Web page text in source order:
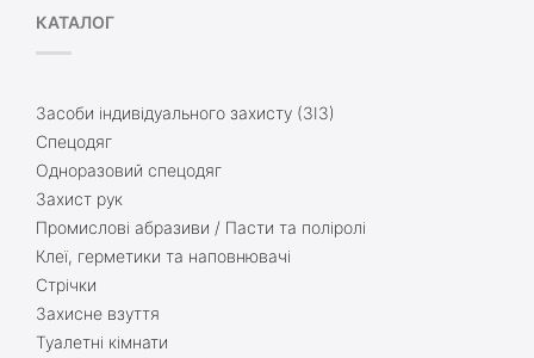
КАТАЛОГ
Засоби індивідуального захисту (ЗІЗ)
Спецодяг
Одноразовий спецодяг
Захист рук
Промислові абразиви / Пасти та поліролі
Клеї, герметики та наповнювачі
Стрічки
Захисне взуття
Туалетні кімнати